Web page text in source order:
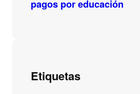
pagos por educación
Etiquetas